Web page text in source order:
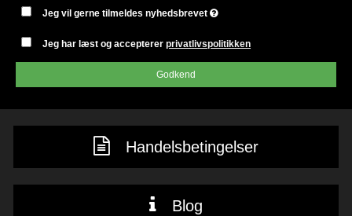
Jeg vil gerne tilmeldes nyhedsbrevet
Jeg har læst og acceptererprivatlivspolitikken
Godkend
Handelsbetingelser
Blog